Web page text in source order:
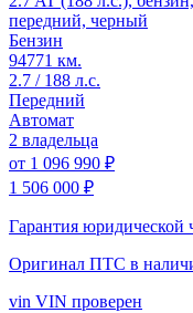
передний, черный
Бензин
94771 км.
2.7 / 188 л.с.
Передний
Автомат
2 владельца
от 1 096 990 ₽
1 506 000 ₽
Гарантия юридической
Оригинал ПТС в
vin VIN проверен